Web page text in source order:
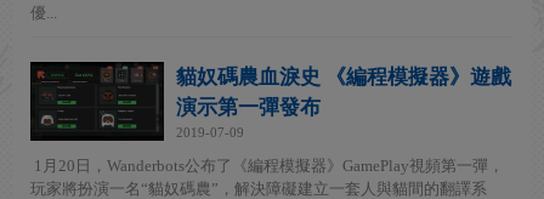
優...
貓奴碼農血淚史 《編程模擬器》遊戲
演示第一彈發布
2019-07-09
1月20日，Wanderbots公布了《編程模擬器》GamePlay視頻第一彈，
玩家將扮演一名“貓奴碼農”，解決障礙建立一套人與貓間的翻譯系